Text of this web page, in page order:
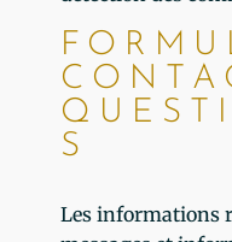
S
Les informations